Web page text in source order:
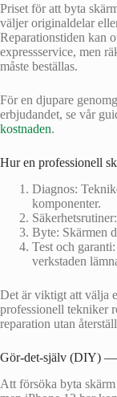
Priset för att byta
väljer originaldelar
Reparationstiden kan
expressservice, men
måste beställas.
För en djupare
erbjudandet, se vår
kostnaden.
Hur en professionell
Diagnos:
komponenter.
Byte: Skärmen
Test och
verkstaden
Det är viktigt att välja
professionell tekniker
reparation utan
Gör-det-själv (DIY) —
Att försöka byta